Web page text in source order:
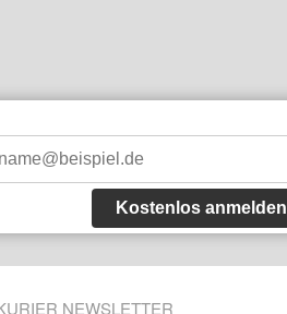
Kostenlos anmelden
NEWSLETTER